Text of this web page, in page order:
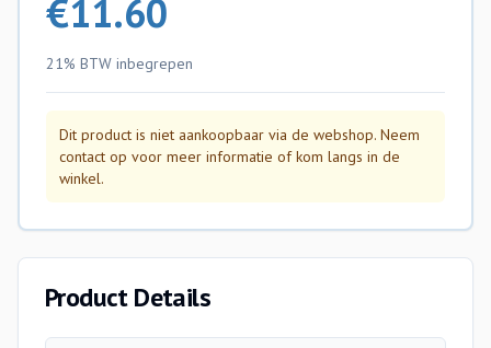
€11.60
21% BTW inbegrepen
Dit product is niet aankoopbaar via de webshop. Neem
contact op voor meer informatie of kom langs in de
winkel.
Product Details